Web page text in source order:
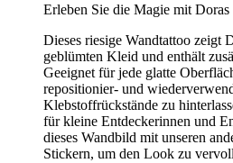
Erleben Sie die Magie mit
Dieses riesige Wandtattoo zeigt
geblümten Kleid und enthält
Geeignet für jede glatte
repositionier- und
Klebstoffrückstände zu
für kleine Entdeckerinnen und
dieses Wandbild mit unseren
Stickern, um den Look zu